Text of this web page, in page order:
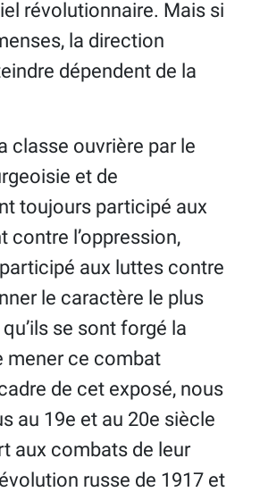
révolutionnaire. Mais si
la direction
dépendent de la
classe ouvrière par le
et de
toujours participé aux
l’oppression,
aux luttes contre
le caractère le plus
se sont forgé la
mener ce combat
de cet exposé, nous
au 19e et au 20e siècle
aux combats de leur
russe de 1917 et